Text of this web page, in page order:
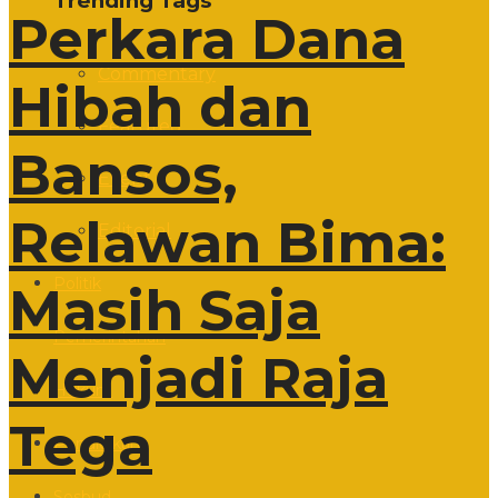
Commentary
Featured
Event
Editorial
Pemerintahan
Hukum
Pendidikan
Perkara Dana
Hibah dan
Bansos,
Relawan Bima:
Masih Saja
Menjadi Raja
Tega